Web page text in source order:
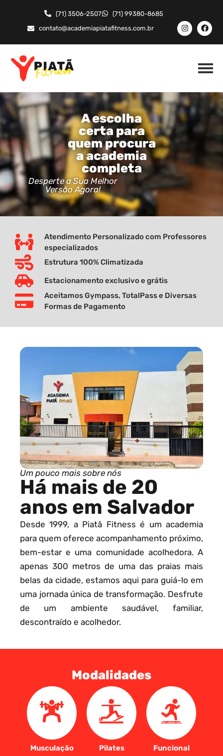
(71) 3506-2507
(71) 99380-8685
contato@academiapiatafitness.com.br
A escolha
certa para
quem procura
a academia
completa
Desperte a Sua Melhor
Versão Agora!
Atendimento Personalizado com Professores
especializados
Estrutura 100% Climatizada
Estacionamento exclusivo e grátis
Aceitamos Gympass, TotalPass e Diversas
Formas de Pagamento
Um pouco mais sobre nós
Há mais de 20
anos em Salvador
Desde 1999, a Piatã Fitness é um academia
para quem oferece acompanhamento próximo,
bem-estar e uma comunidade acolhedora. A
apenas 300 metros de uma das praias mais
belas da cidade, estamos aqui para guiá-lo em
uma jornada única de transformação. Desfrute
de um ambiente saudável, familiar,
descontraído e acolhedor.
Modalidades
Musculação Pilates Funcional